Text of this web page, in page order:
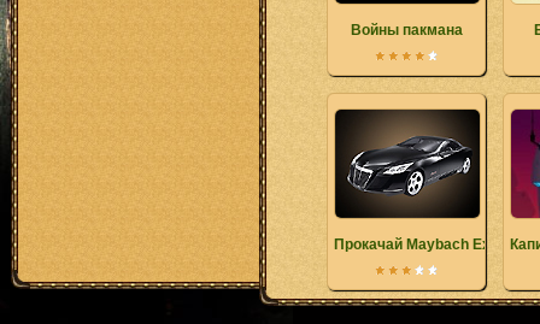
Войны пакмана
Прокачай Maybach Excelero